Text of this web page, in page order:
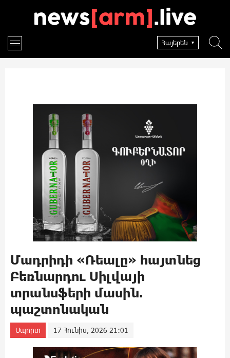
Հայերեն
Մադրիդի «Ռեալը» հայտնեց
Բեռնարդու Սիլվայի
տրանսֆերի մասին.
պաշտոնական
Սպորտ 17 Հունիս, 2026 21:01